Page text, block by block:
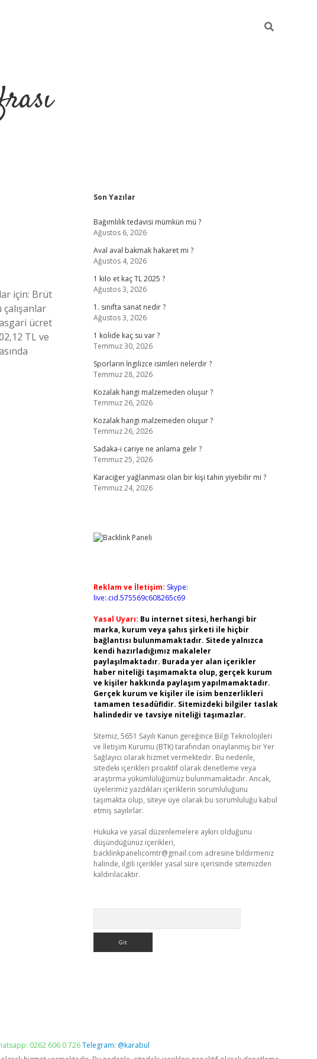
için: Brüt
çalışanlar
ücret
TL ve
Sidebar
Son Yazılar
Bağımlılık tedavisi mümkün mü ?
Ağustos 6, 2026
Aval aval bakmak hakaret mi ?
Ağustos 4, 2026
1 kilo et kaç TL 2025 ?
Ağustos 3, 2026
1. sınıfta sanat nedir ?
Ağustos 3, 2026
1 kolide kaç su var ?
Temmuz 30, 2026
Sporların İngilizce isimleri nelerdir ?
Temmuz 28, 2026
Kozalak hangi malzemeden oluşur ?
Temmuz 26, 2026
Kozalak hangi malzemeden oluşur ?
Temmuz 26, 2026
Sadaka-i cariye ne anlama gelir ?
Temmuz 25, 2026
Karaciğer yağlanması olan bir kişi tahin yiyebilir mi ?
Temmuz 24, 2026
Reklam ve İletişim: Skype:
live:.cid.575569c608265c69
Yasal Uyarı: Bu internet sitesi, herhangi bir
marka, kurum veya şahıs şirketi ile hiçbir
bağlantısı bulunmamaktadır. Sitede yalnızca
kendi hazırladığımız makaleler
paylaşılmaktadır. Burada yer alan içerikler
haber niteliği taşımamakta olup, gerçek kurum
ve kişiler hakkında paylaşım yapılmamaktadır.
Gerçek kurum ve kişiler ile isim benzerlikleri
tamamen tesadüfidir. Sitemizdeki bilgiler taslak
halindedir ve tavsiye niteliği taşımazlar.
Sitemiz, 5651 Sayılı Kanun gereğince Bilgi Teknolojileri
ve İletişim Kurumu (BTK) tarafından onaylanmış bir Yer
Sağlayıcı olarak hizmet vermektedir. Bu nedenle,
sitedeki içerikleri proaktif olarak denetleme veya
araştırma yükümlülüğümüz bulunmamaktadır. Ancak,
üyelerimiz yazdıkları içeriklerin sorumluluğunu
taşımakta olup, siteye üye olarak bu sorumluluğu kabul
etmiş sayılırlar.
Hukuka ve yasal düzenlemelere aykırı olduğunu
düşündüğünüz içerikleri,
backlinkpanelicomtr@gmail.com adresine bildirmeniz
halinde, ilgili içerikler yasal süre içerisinde sitemizden
kaldırılacaktır.
0262 606 0 726Telegram: @karabul